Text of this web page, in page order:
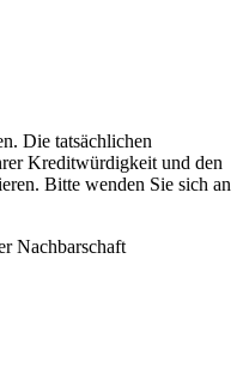
Die tatsächlichen
Kreditwürdigkeit und den
Bitte wenden Sie sich an
Nachbarschaft